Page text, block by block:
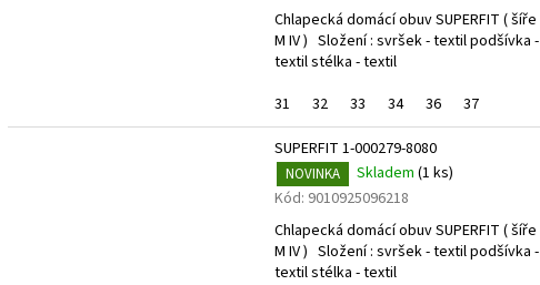
Chlapecká domácí obuv SUPERFIT ( šíře
M IV ) Složení : svršek - textil podšívka -
textil stélka - textil
31
32 33 34 36 37
SUPERFIT 1-000279-8080
NOVINKA Skladem (1 ks)
Kód: 9010925096218
Chlapecká domácí obuv SUPERFIT ( šíře
M IV ) Složení : svršek - textil podšívka -
textil stélka - textil